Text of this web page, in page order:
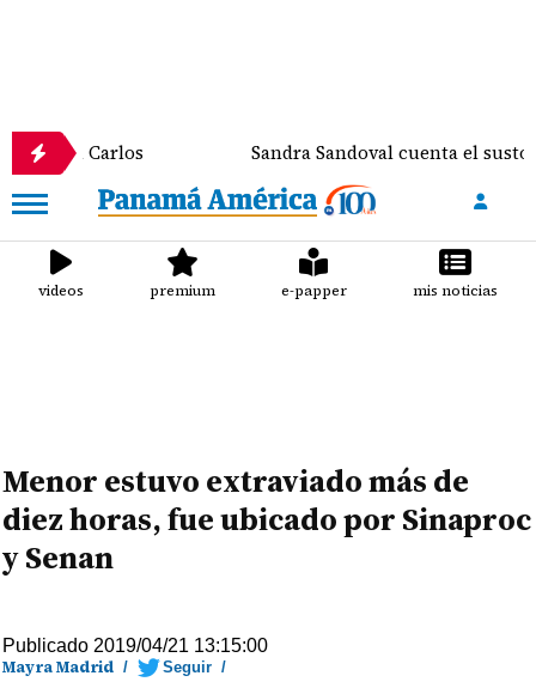
Sandra Sandoval cuenta el susto que vivió
videos premium e-papper mis noticias
Menor estuvo extraviado más de
diez horas, fue ubicado por Sinaproc
y Senan
Publicado 2019/04/21 13:15:00
Mayra Madrid / Seguir /